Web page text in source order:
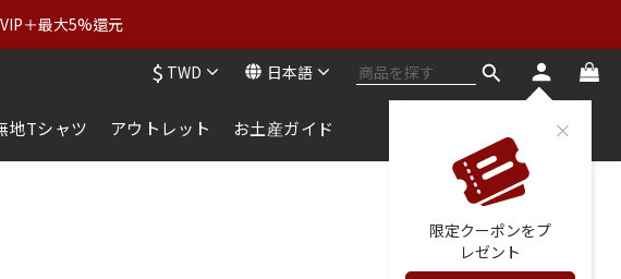
21%OFF｜インナー：2点購入で2点無料
＋最大5%還元
21%OFF｜インナー：2点購入で2点無料
$ TWD 日本語
限定クーポンをプ
レゼント
地Tシャツ アウトレット お土産ガイド